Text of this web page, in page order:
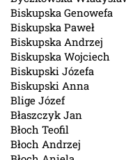
Biskupska Genowefa
Biskupska Paweł
Biskupska Andrzej
Biskupska Wojciech
Biskupski Józefa
Biskupski Anna
Blige Józef
Błaszczyk Jan
Błoch Teofil
Błoch Andrzej